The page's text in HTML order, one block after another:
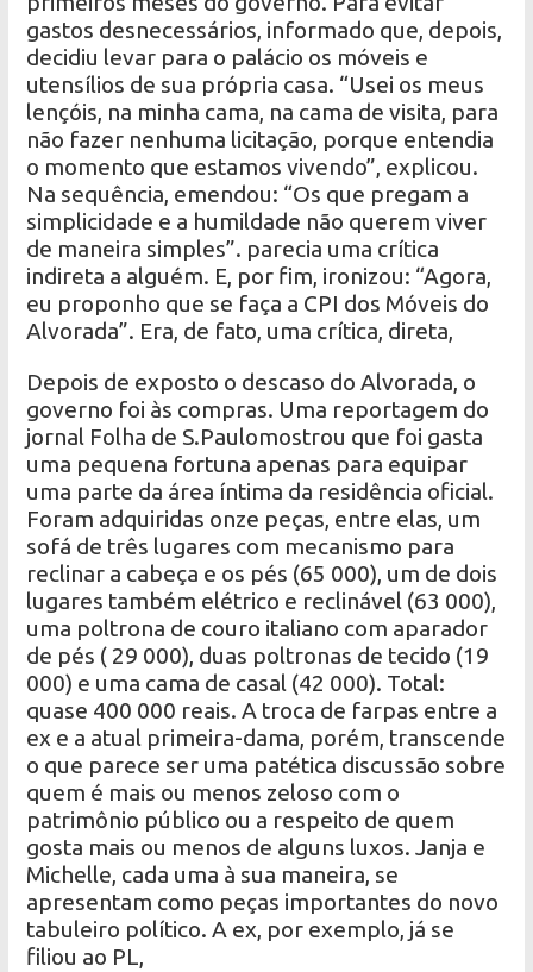
gastos desnecessários, informado que, depois,
decidiu levar para o palácio os móveis e
utensílios de sua própria casa. “Usei os meus
lençóis, na minha cama, na cama de visita, para
não fazer nenhuma licitação, porque entendia
o momento que estamos vivendo”, explicou.
Na sequência, emendou: “Os que pregam a
simplicidade e a humildade não querem viver
de maneira simples”. parecia uma crítica
indireta a alguém. E, por fim, ironizou: “Agora,
eu proponho que se faça a CPI dos Móveis do
Alvorada”. Era, de fato, uma crítica, direta,
Depois de exposto o descaso do Alvorada, o
governo foi às compras. Uma reportagem do
jornal Folha de S.Paulomostrou que foi gasta
uma pequena fortuna apenas para equipar
uma parte da área íntima da residência oficial.
Foram adquiridas onze peças, entre elas, um
sofá de três lugares com mecanismo para
reclinar a cabeça e os pés (65 000), um de dois
lugares também elétrico e reclinável (63 000),
uma poltrona de couro italiano com aparador
de pés ( 29 000), duas poltronas de tecido (19
000) e uma cama de casal (42 000). Total:
quase 400 000 reais. A troca de farpas entre a
ex e a atual primeira-dama, porém, transcende
o que parece ser uma patética discussão sobre
quem é mais ou menos zeloso com o
patrimônio público ou a respeito de quem
gosta mais ou menos de alguns luxos. Janja e
Michelle, cada uma à sua maneira, se
apresentam como peças importantes do novo
tabuleiro político. A ex, por exemplo, já se
filiou ao PL,